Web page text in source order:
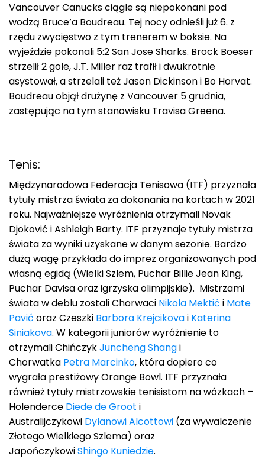
Vancouver Canucks ciągle są niepokonani pod
wodzą Bruce’a Boudreau. Tej nocy odnieśli już 6. z
rzędu zwycięstwo z tym trenerem w boksie. Na
wyjeździe pokonali 5:2 San Jose Sharks. Brock Boeser
strzelił 2 gole, J.T. Miller raz trafił i dwukrotnie
asystował, a strzelali też Jason Dickinson i Bo Horvat.
Boudreau objął drużynę z Vancouver 5 grudnia,
zastępując na tym stanowisku Travisa Greena.
Tenis:
Międzynarodowa Federacja Tenisowa (ITF) przyznała
tytuły mistrza świata za dokonania na kortach w 2021
roku. Najważniejsze wyróżnienia otrzymali Novak
Djoković i Ashleigh Barty. ITF przyznaje tytuły mistrza
świata za wyniki uzyskane w danym sezonie. Bardzo
dużą wagę przykłada do imprez organizowanych pod
własną egidą (Wielki Szlem, Puchar Billie Jean King,
Puchar Davisa oraz igrzyska olimpijskie). Mistrzami
świata w deblu zostali Chorwaci Nikola Mektić i Mate
Pavić oraz Czeszki Barbora Krejcikovai Katerina
Siniakova. W kategorii juniorów wyróżnienie to
otrzymali ChińczykJuncheng Shangi
Chorwatka Petra Marcinko, która dopiero co
wygrała prestiżowy Orange Bowl. ITF przyznała
również tytuły mistrzowskie tenisistom na wózkach –
Holenderce Diede de Groot i
Australijczykowi Dylanowi Alcottowi (za wywalczenie
Złotego Wielkiego Szlema) oraz
JapończykowiShingo Kuniedzie.